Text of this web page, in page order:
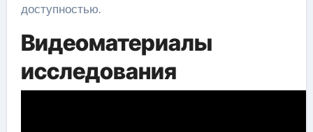
доступностью.
Видеоматериалы
исследования